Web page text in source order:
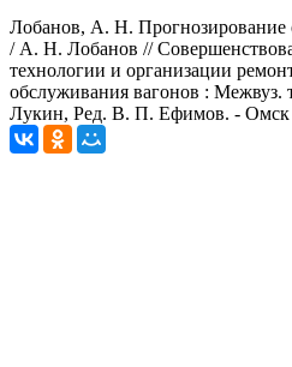
Лобанов, А. Н. Прогнозирование
/ А. Н. Лобанов //
технологии и организации
обслуживания вагонов : Межвуз.
Лукин, Ред. В. П. Ефимов. -